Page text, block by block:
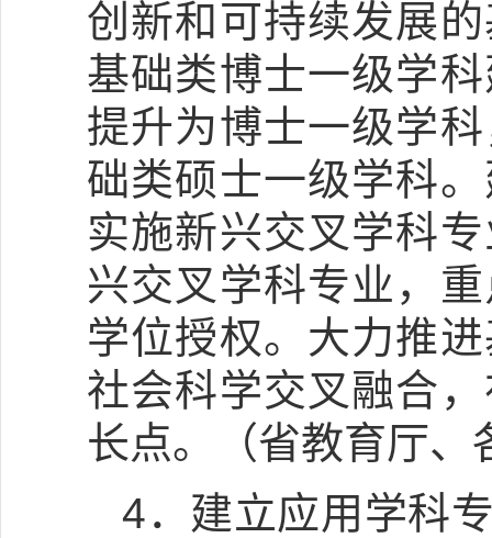
创新和可持续发展
基础类博士一级学
提升为博士一级学
础类硕士一级学科
实施新兴交叉学科
兴交叉学科专业，
学位授权。大力推
社会科学交叉融合
长点。（省教育厅、
4．建立应用学科